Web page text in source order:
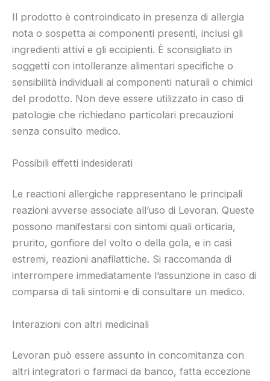
Il prodotto è controindicato in presenza di allergia
nota o sospetta ai componenti presenti, inclusi gli
ingredienti attivi e gli eccipienti. È sconsigliato in
soggetti con intolleranze alimentari specifiche o
sensibilità individuali ai componenti naturali o chimici
del prodotto. Non deve essere utilizzato in caso di
patologie che richiedano particolari precauzioni
senza consulto medico.
Possibili effetti indesiderati
Le reactioni allergiche rappresentano le principali
reazioni avverse associate all’uso di Levoran. Queste
possono manifestarsi con sintomi quali orticaria,
prurito, gonfiore del volto o della gola, e in casi
estremi, reazioni anafilattiche. Si raccomanda di
interrompere immediatamente l’assunzione in caso di
comparsa di tali sintomi e di consultare un medico.
Interazioni con altri medicinali
Levoran può essere assunto in concomitanza con
altri integratori o farmaci da banco, fatta eccezione